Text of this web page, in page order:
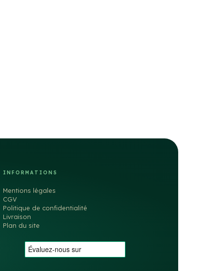
INFORMATIONS
Mentions légales
CGV
Politique de confidentialité
Livraison
Plan du site